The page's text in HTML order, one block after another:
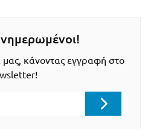
κάνοντας εγγραφή στο